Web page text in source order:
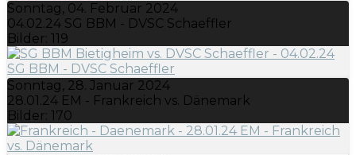
Sonntag, 04. Februar 2024
04.02.24 SG BBM - DVSC Schaeffler
Bilder: 119
Sonntag, 28. Januar 2024
28.01.24 EM - Frankreich vs. Dänemark
Bilder: 170